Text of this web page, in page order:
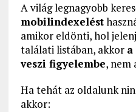
A világ legnagyobb
mobilindexelést
amikor eldönti, hol
találati listában, akkor
veszi figyelembe, nem
Ha tehát az oldalunk
akkor: